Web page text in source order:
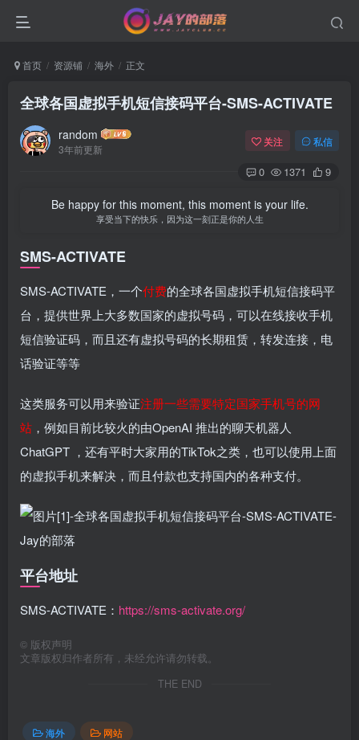
首页 资源铺 海外 正文
全球各国虚拟手机短信接码平台-SMS-ACTIVATE
random
3年前更新
关注 私信
0 1371 9
Be happy for this moment, this moment is your life.
享受当下的快乐，因为这一刻正是你的人生
SMS-ACTIVATE
SMS-ACTIVATE，一个付费的全球各国虚拟手机短信接码平
台，提供世界上大多数国家的虚拟号码，可以在线接收手机
短信验证码，而且还有虚拟号码的长期租赁，转发连接，电
话验证等等
这类服务可以用来验证注册一些需要特定国家手机号的网
站 ，例如目前比较火的由OpenAI 推出的聊天机器人
ChatGPT ，还有平时大家用的TikTok之类，也可以使用上面
的虚拟手机来解决，而且付款也支持国内的各种支付。
平台地址
SMS-ACTIVATE： https://sms-activate.org/
© 版权声明
文章版权归作者所有，未经允许请勿转载。
THE END
海外
网站